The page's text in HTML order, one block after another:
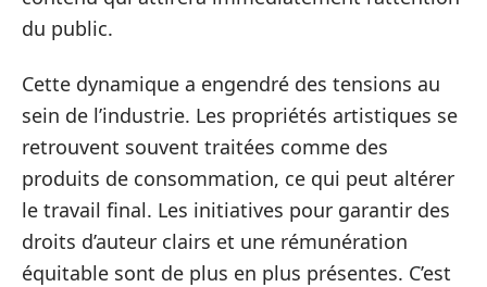
du public.
Cette dynamique a engendré des tensions au
sein de l’industrie. Les propriétés artistiques se
retrouvent souvent traitées comme des
produits de consommation, ce qui peut altérer
le travail final. Les initiatives pour garantir des
droits d’auteur clairs et une rémunération
équitable sont de plus en plus présentes. C’est